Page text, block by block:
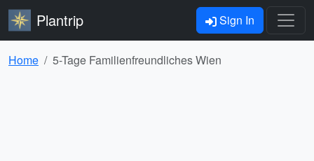
Plantrip Sign In
Home 5-Tage Familienfreundliches Wien